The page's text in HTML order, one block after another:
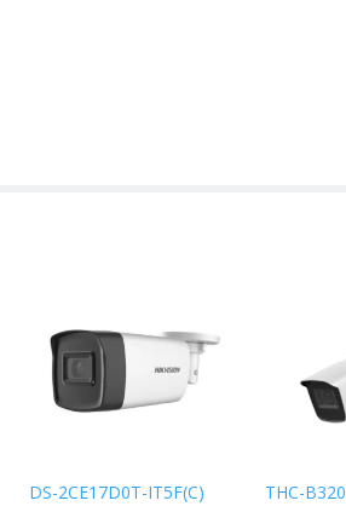
DS-2CE17D0T-IT5F(C) THC-